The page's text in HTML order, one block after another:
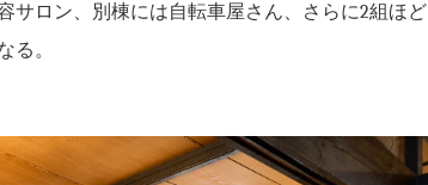
サロン、別棟には自転車屋さん、さらに2組ほど
る。